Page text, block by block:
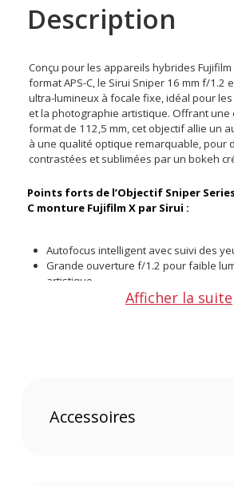
Description
Conçu pour les appareils hybrides
format APS-C, le Sirui Sniper 16 mm f/1.2
ultra-lumineux à focale fixe, idéal pour
et la photographie artistique. Offrant une
format de 112,5 mm, cet objectif allie un
à une qualité optique remarquable, pour
contrastées et sublimées par un bokeh
Points forts de l’Objectif Sniper
C monture Fujifilm X par Sirui :
Autofocus intelligent avec suivi des
Grande ouverture f/1.2 pour faible
artistique
Équivalent plein format 112,5 mm
Afficher la suite
Accessoires